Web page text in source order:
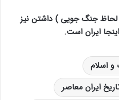
جنگ جویی ) داشتن نیز
ایران است.
و اسلام
ایران معاصر